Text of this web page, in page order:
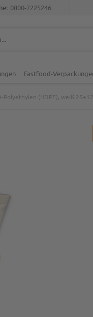
0800-7225246
Fastfood-
Polyethylen (HDPE), weiß